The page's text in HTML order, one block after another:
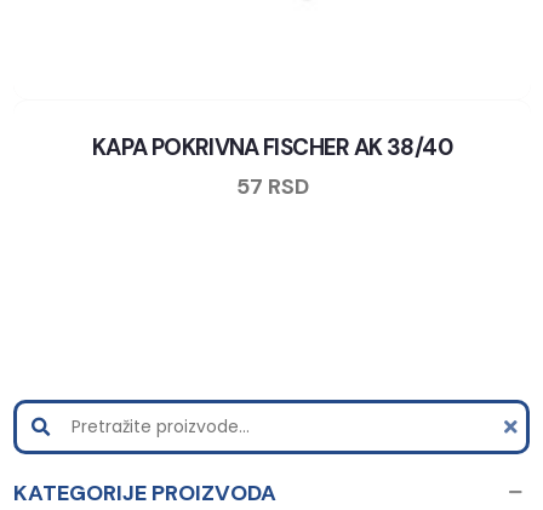
KAPA POKRIVNA FISCHER AK 38/40
57 RSD
KATEGORIJE PROIZVODA